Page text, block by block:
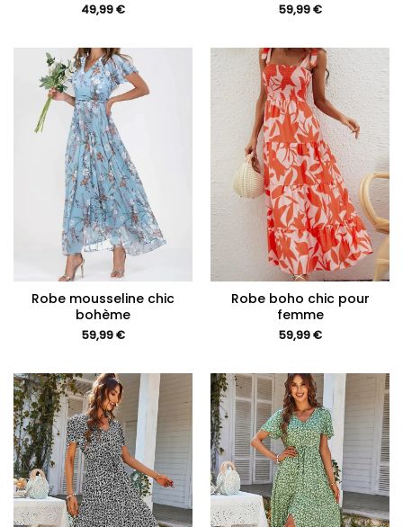
49,99€ 59,99€
Robe mousseline chic
bohème
59,99€
Robe boho chic pour
femme
59,99€